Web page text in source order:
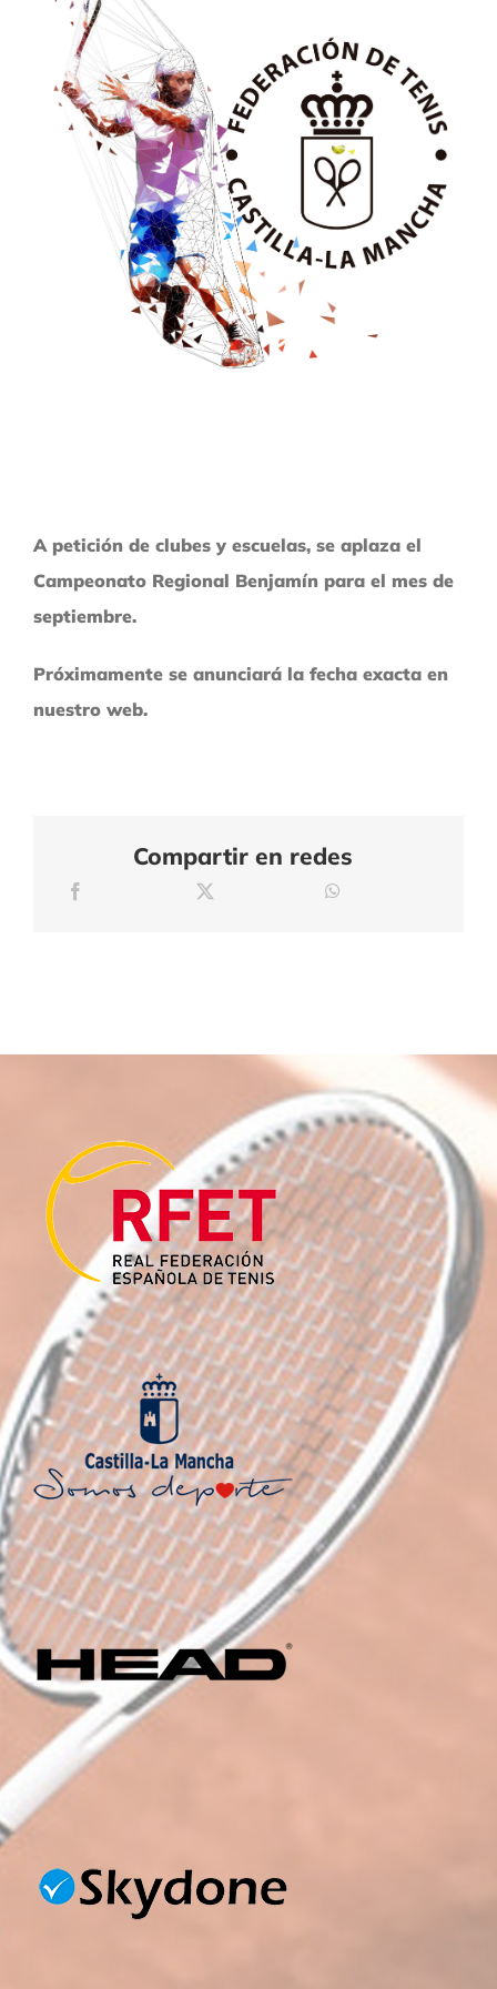
A petición de clubes y escuelas, se aplaza el
Campeonato Regional Benjamín para el mes de
septiembre.
Próximamente se anunciará la fecha exacta en
nuestro web.
Compartir en redes